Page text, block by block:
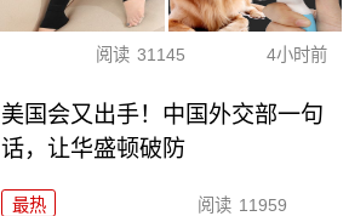
阅读 31145 4小时前
美国会又出手！中国外交部一句
话，让华盛顿破防
最热 阅读 11959